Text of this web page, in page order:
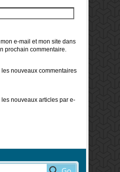
e-mail et mon site dans
prochain commentaire.
nouveaux commentaires
nouveaux articles par e-